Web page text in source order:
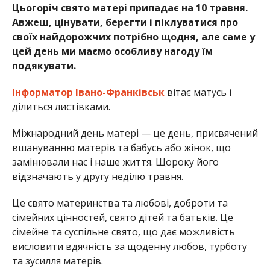
Цьогоріч свято матері припадає на 10 травня.
Авжеш, цінувати, берегти і піклуватися про
своїх найдорожчих потрібно щодня, але саме у
цей день ми маємо особливу нагоду їм
подякувати.
Інформатор Івано-Франківськвітає матусь і
ділиться листівками.
Міжнародний день матері — це день, присвячений
вшануванню матерів та бабусь або жінок, що
замінювали нас і наше життя. Щороку його
відзначають у другу неділю травня.
Це свято материнства та любові, доброти та
сімейних цінностей, свято дітей та батьків. Це
сімейне та суспільне свято, що дає можливість
висловити вдячність за щоденну любов, турботу
та зусилля матерів.